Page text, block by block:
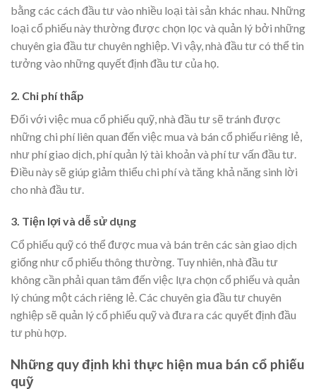
bằng các cách đầu tư vào nhiều loại tài sản khác nhau. Những
loại cổ phiếu này thường được chọn lọc và quản lý bởi những
chuyên gia đầu tư chuyên nghiệp. Vì vậy, nhà đầu tư có thể tin
tưởng vào những quyết định đầu tư của họ.
2. Chi phí thấp
Đối với việc mua cổ phiếu quỹ, nhà đầu tư sẽ tránh được
những chi phí liên quan đến việc mua và bán cổ phiếu riêng lẻ,
như phí giao dịch, phí quản lý tài khoản và phí tư vấn đầu tư.
Điều này sẽ giúp giảm thiểu chi phí và tăng khả năng sinh lời
cho nhà đầu tư.
3. Tiện lợi và dễ sử dụng
Cổ phiếu quỹ có thể được mua và bán trên các sàn giao dịch
giống như cổ phiếu thông thường. Tuy nhiên, nhà đầu tư
không cần phải quan tâm đến việc lựa chọn cổ phiếu và quản
lý chúng một cách riêng lẻ. Các chuyên gia đầu tư chuyên
nghiệp sẽ quản lý cổ phiếu quỹ và đưa ra các quyết định đầu
tư phù hợp.
Những quy định khi thực hiện mua bán cổ phiếu
quỹ